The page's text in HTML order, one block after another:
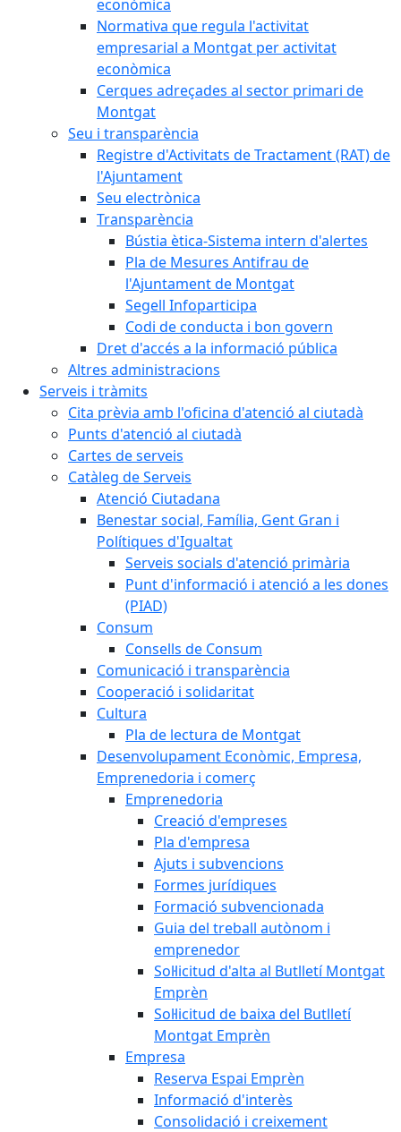
econòmica
Normativa que regula l'activitat
empresarial a Montgat per activitat
econòmica
Cerques adreçades al sector primari de
Montgat
Seu i transparència
Registre d'Activitats de Tractament (RAT) de
l'Ajuntament
Seu electrònica
Transparència
Bústia ètica-Sistema intern d'alertes
Pla de Mesures Antifrau de
l'Ajuntament de Montgat
Segell Infoparticipa
Codi de conducta i bon govern
Dret d'accés a la informació pública
Altres administracions
Serveis i tràmits
Cita prèvia amb l'oficina d'atenció al ciutadà
Punts d'atenció al ciutadà
Cartes de serveis
Catàleg de Serveis
Atenció Ciutadana
Benestar social, Família, Gent Gran i
Polítiques d'Igualtat
Serveis socials d'atenció primària
Punt d'informació i atenció a les dones
(PIAD)
Consum
Consells de Consum
Comunicació i transparència
Cooperació i solidaritat
Cultura
Pla de lectura de Montgat
Desenvolupament Econòmic, Empresa,
Emprenedoria i comerç
Emprenedoria
Creació d'empreses
Pla d'empresa
Ajuts i subvencions
Formes jurídiques
Formació subvencionada
Guia del treball autònom i
emprenedor
Sol·licitud d'alta al Butlletí Montgat
Emprèn
Sol·licitud de baixa del Butlletí
Montgat Emprèn
Empresa
Reserva Espai Emprèn
Informació d'interès
Consolidació i creixement